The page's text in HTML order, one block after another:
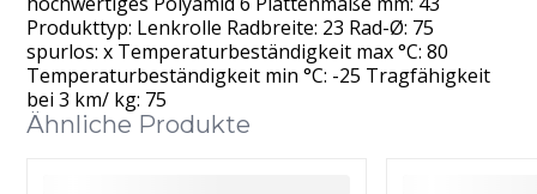
Produkttyp: Lenkrolle Radbreite: 23 Rad-Ø: 75
spurlos: x Temperaturbeständigkeit max °C: 80
Temperaturbeständigkeit min °C: -25 Tragfähigkeit
bei 3 km/ kg: 75
Ähnliche Produkte